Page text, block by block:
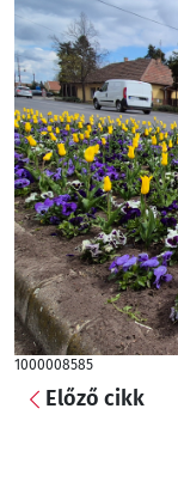
1000008585
Előző cikk